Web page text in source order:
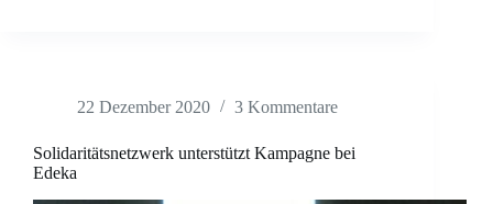
22 Dezember 2020 3 Kommentare
Solidaritätsnetzwerk unterstützt Kampagne bei
Edeka